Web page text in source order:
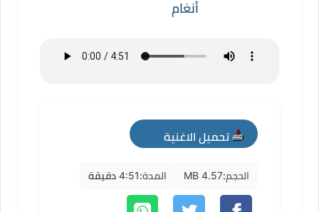
أنغام
تحميل الاغنية
mp3
الحجم:4.57 MB المدة:4:51 دقيقة